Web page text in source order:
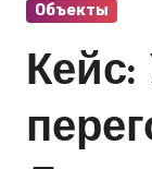
Объекты